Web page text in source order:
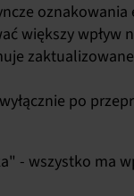
większy wpływ
po
- wszystko ma